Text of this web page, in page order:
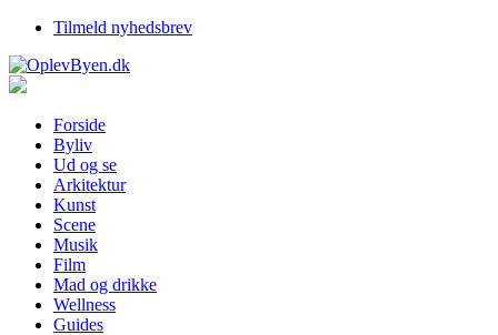
Tilmeld nyhedsbrev
Forside
Byliv
Ud og se
Arkitektur
Kunst
Scene
Musik
Film
Mad og drikke
Wellness
Guides